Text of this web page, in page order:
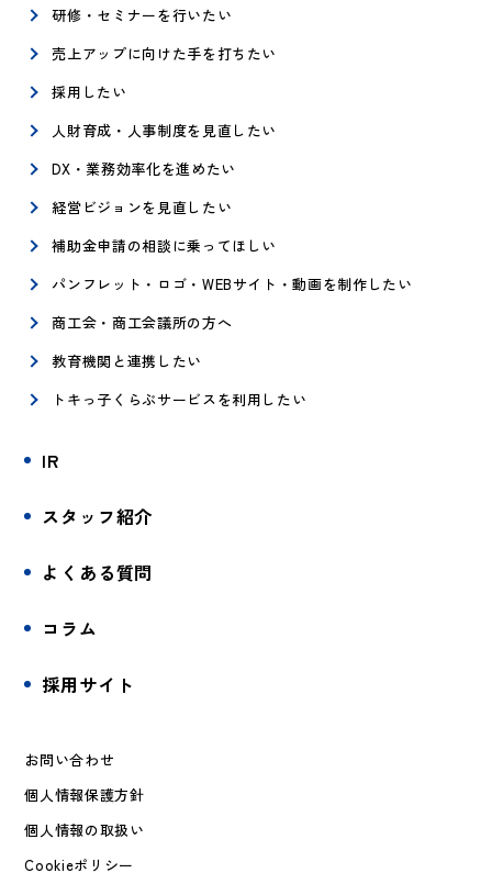
研修・セミナーを行いたい
売上アップに向けた手を打ちたい
採用したい
人財育成・人事制度を見直したい
DX・業務効率化を進めたい
経営ビジョンを見直したい
補助金申請の相談に乗ってほしい
パンフレット・ロゴ・WEBサイト・動画を制作したい
商工会・商工会議所の方へ
教育機関と連携したい
トキっ子くらぶサービスを利用したい
IR
スタッフ紹介
よくある質問
コラム
採用サイト
お問い合わせ
個人情報保護方針
個人情報の取扱い
Cookieポリシー